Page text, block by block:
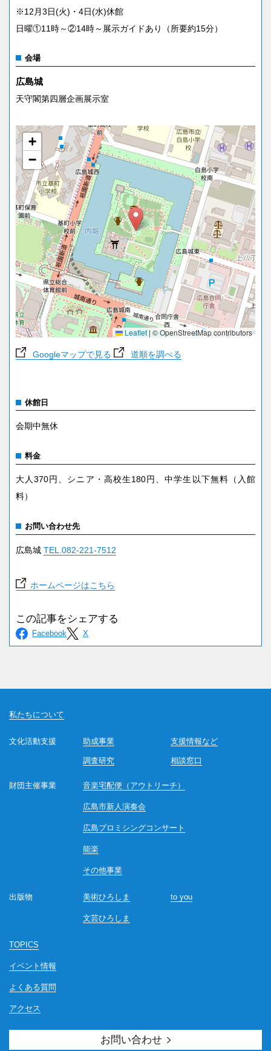
※12月3日(火)・4日(水)休館
日曜①11時～②14時～展示ガイドあり（所要約15分）
会場
広島城
天守閣第四層企画展示室
+
−
Leaflet | © OpenStreetMap contributors
Googleマップで見る 道順を調べる
休館日
会期中無休
料金
大人370円、シニア・高校生180円、中学生以下無料（入館
料）
お問い合わせ先
広島城 TEL.082-221-7512
ホームページはこちら
私たちについて
文化活動支援 助成事業
調査研究 相談窓口
支援情報など
財団主催事業 音楽宅配便（アウトリーチ）
広島市新人演奏会
広島プロミシングコンサート
能楽
その他事業
出版物 美術ひろしま
文芸ひろしま
to you
TOPICS
イベント情報
よくある質問
アクセス
お問い合わせ